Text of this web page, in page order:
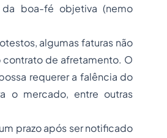
boa-fé objetiva (nemo
algumas faturas não
de afretamento. O
requerer a falência do
o mercado, entre outras
prazo após ser notificado